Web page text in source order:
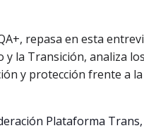
repasa en esta
la Transición, analiza
y protección frente a